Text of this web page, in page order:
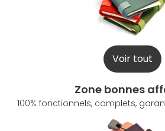
Voir tout
Zone bonnes
100% fonctionnels, complets,